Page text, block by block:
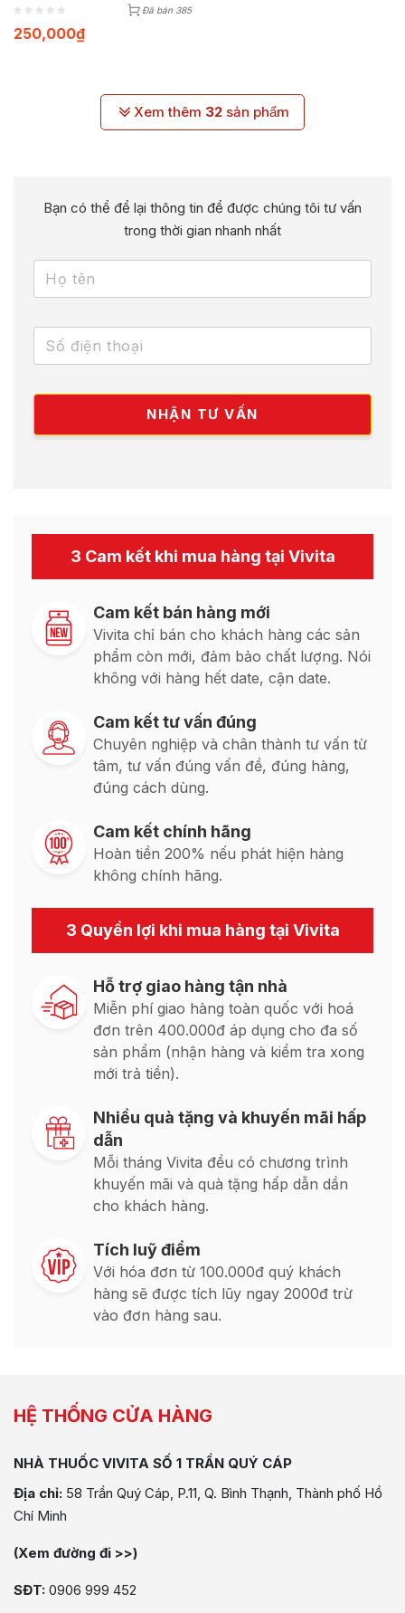
Đã bán 385
250,000₫
Xem thêm 32 sản phẩm
Bạn có thể để lại thông tin để được chúng tôi tư vấn
trong thời gian nhanh nhất
3 Cam kết khi mua hàng tại Vivita
Cam kết bán hàng mới
Vivita chỉ bán cho khách hàng các sản
phẩm còn mới, đảm bảo chất lượng. Nói
không với hàng hết date, cận date.
Cam kết tư vấn đúng
Chuyên nghiệp và chân thành tư vấn từ
tâm, tư vấn đúng vấn đề, đúng hàng,
đúng cách dùng.
Cam kết chính hãng
Hoàn tiền 200% nếu phát hiện hàng
không chính hãng.
3 Quyền lợi khi mua hàng tại Vivita
Hỗ trợ giao hàng tận nhà
Miễn phí giao hàng toàn quốc với hoá
đơn trên 400.000đ áp dụng cho đa số
sản phẩm (nhận hàng và kiểm tra xong
mới trả tiền).
Nhiều quà tặng và khuyến mãi hấp
dẫn
Mỗi tháng Vivita đều có chương trình
khuyến mãi và quà tặng hấp dẫn dần
cho khách hàng.
Tích luỹ điểm
Với hóa đơn từ 100.000đ quý khách
hàng sẽ được tích lũy ngay 2000đ trừ
vào đơn hàng sau.
HỆ THỐNG CỬA HÀNG
NHÀ THUỐC VIVITA SỐ 1 TRẦN QUÝ CÁP
Địa chỉ: 58 Trần Quý Cáp, P.11, Q. Bình Thạnh, Thành phố Hồ
Chí Minh
(Xem đường đi >>)
SĐT: 0906 999 452